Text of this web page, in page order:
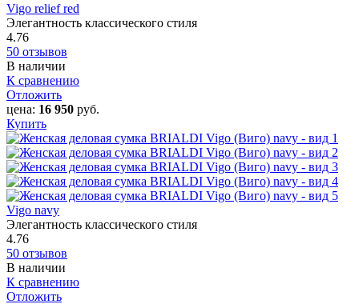
Vigo relief red
Элегантность классического стиля
4.76
50 отзывов
В наличии
К сравнению
Отложить
цена: 16 950 руб.
Купить
Vigo navy
Элегантность классического стиля
4.76
50 отзывов
В наличии
К сравнению
Отложить